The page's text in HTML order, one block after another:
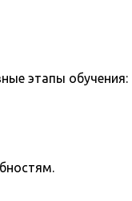
этапы обучения: